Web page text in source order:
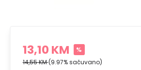
13,10 KM %
14,55 KM(9.97% sačuvano)